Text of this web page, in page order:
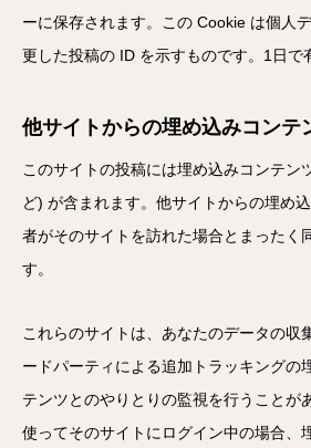
ーに保存されます。この Cookie は個人
更した投稿の ID を示すものです。1日で
他サイトからの埋め込みコンテ
このサイトの投稿には埋め込みコンテン
ど) が含まれます。他サイトからの埋め
者がそのサイトを訪れた場合とまったく
す。
これらのサイトは、あなたのデータの収
ードパーティによる追加トラッキングの
テンツとのやりとりの監視を行うことが
使ってそのサイトにログイン中の場合、